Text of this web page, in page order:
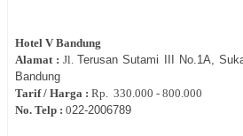
Hotel V Bandung
Alamat : Jl.Terusan Sutami III No.1A,
Bandung
Tarif / Harga : Rp. 330.000 - 800.000
No. Telp : 022-2006789